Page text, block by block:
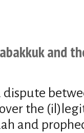
and
dispute
the
and